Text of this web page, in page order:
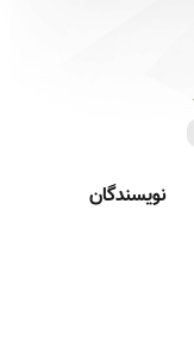
نویسندگان